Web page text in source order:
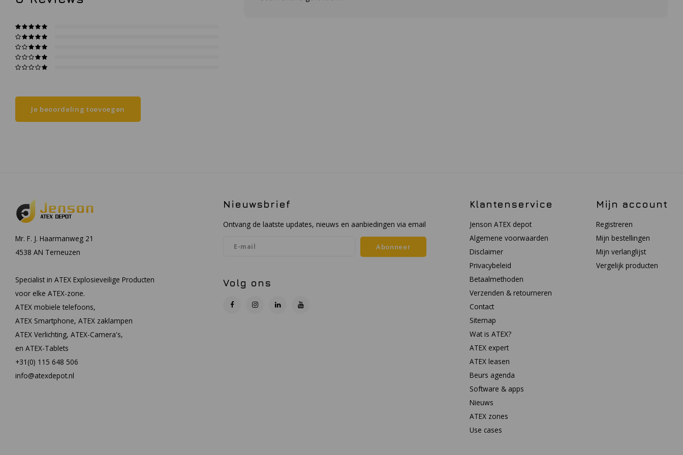
Je beoordeling toevoegen
Mr. F. J. Haarmanweg 21
4538 AN Terneuzen
Specialist in ATEX Explosieveilige Producten
voor elke ATEX-zone.
ATEX mobiele telefoons,
ATEX Smartphone, ATEX zaklampen
ATEX Verlichting, ATEX-Camera's,
en ATEX-Tablets
+31(0) 115 648 506
info@atexdepot.nl
Nieuwsbrief
Ontvang de laatste updates, nieuws en aanbiedingen via email
Abonneer
Volg ons
Klantenservice
Jenson ATEX depot
Algemene voorwaarden
Disclaimer
Privacybeleid
Betaalmethoden
Verzenden & retourneren
Contact
Sitemap
Wat is ATEX?
ATEX expert
ATEX leasen
Beurs agenda
Software & apps
Nieuws
ATEX zones
Use cases
Mijn account
Registreren
Mijn bestellingen
Mijn verlanglijst
Vergelijk producten